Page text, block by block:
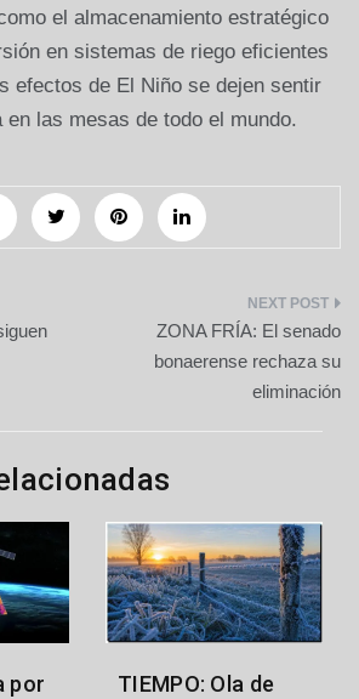
el almacenamiento estratégico
en sistemas de riego eficientes
efectos de El Niño se dejen sentir
las mesas de todo el mundo.
ZONA FRÍA: El senado
bonaerense rechaza su
eliminación
por
TIEMPO: Ola de